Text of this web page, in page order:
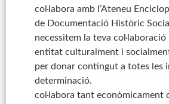
col·labora amb l’Ateneu
de Documentació Històric Social
necessitem la teva
entitat culturalment i
per donar contingut a totes les
determinació.
col·labora tant econòmicament